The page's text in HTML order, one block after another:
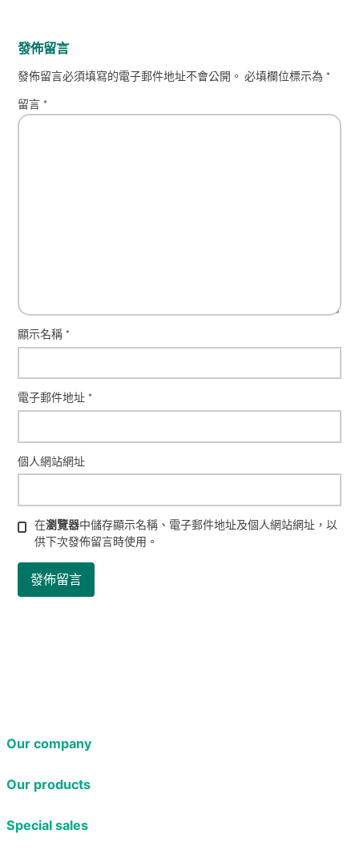
發佈留言
發佈留言必須填寫的電子郵件地址不會公開。 必填欄位標示為 *
留言 *
顯示名稱 *
電子郵件地址 *
個人網站網址
在瀏覽器中儲存顯示名稱、電子郵件地址及個人網站網址，以
供下次發佈留言時使用。
Our company
Our products
Special sales